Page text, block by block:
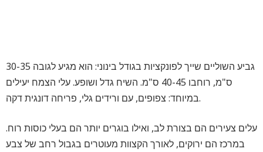
גביע השוליים שייך לפונקציות בגודל בינוני: הוא מגיע לגובה 30-35
ס"מ, רוחבו 40-45 ס"מ. השיח גדל ושופע. עלי הצמח יעילים
במיוחד: צפופים, עם ורידים גלי, פריחה דונגית דקה.
עלים צעירים הם בצורת לב, ואילו בוגרים יותר הם בעלי כוסות רוח.
במרכז הם ירוקים, לאורך הקצוות מעוטרים בגבול רחב של צבע